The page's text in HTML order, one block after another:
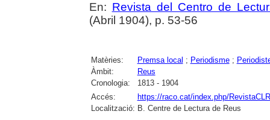
En: Revista del Centro de
(Abril 1904), p. 53-56
Matèries: Premsa local ; Periodisme;
Àmbit:
Reus
Cronologia:
1813 - 1904
Accés:
https://raco.cat/index.php/
Localització: B. Centre de Lectura de Reus